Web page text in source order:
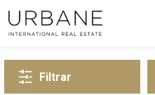
Filtrar